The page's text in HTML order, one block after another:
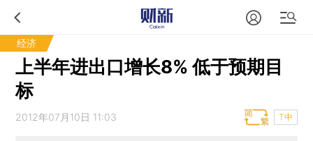
经济
上半年进出口增长8% 低于预期目
标
2012年07月10日 11:03 T中